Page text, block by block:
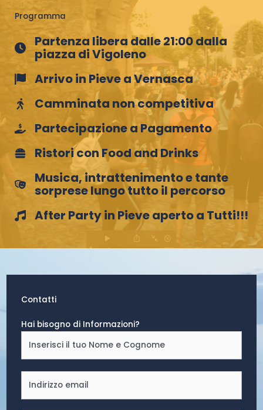
Programma
Partenza libera dalle 21:00 dalla
piazza di Vigoleno
Arrivo in Pieve a Vernasca
Camminata non competitiva
Partecipazione a Pagamento
Ristori con Food and Drinks
Musica, intrattenimento e tante
sorprese lungo tutto il percorso
After Party in Pieve aperto a Tutti!!!
Contatti
Hai bisogno di Informazioni?